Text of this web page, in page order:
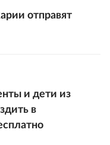
отправят
и дети из
в